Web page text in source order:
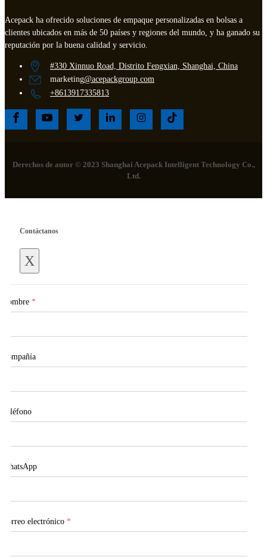
Acepack ha ofrecido soluciones de empaque personalizadas en bolsas a
clientes ubicados en más de 50 países y regiones del mundo, y ha ganado su
reputación por la buena calidad y servicio.
#330 Xinnuo Road, Distrito Fengxian, Shanghai, China
marketing@acepackgroup.com
+8613917335813
Derechos de autor © 2023 Shanghai Acepack Intelligent Technology Co.,
Ltd.
Contáctanos
X
Nombre *
Compañía
Teléfono
WhatsApp
Correo electrónico *